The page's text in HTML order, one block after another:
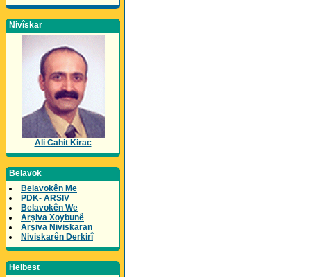
Nivîskar
Ali Cahit Kirac
Belavok
Belavokên Me
PDK- ARSIV
Belavokên We
Arşiva Xoybunê
Arşiva Niviskaran
Niviskarên Derkirî
Helbest